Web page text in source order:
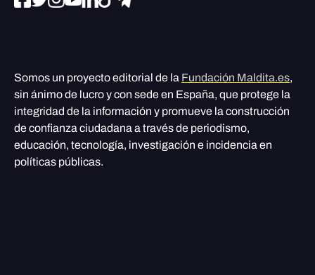
Somos un proyecto editorial de la Fundación Maldita.es,
sin ánimo de lucro y con sede en España, que protege la
integridad de la información y promueve la construcción
de confianza ciudadana a través de periodismo,
educación, tecnología, investigación e incidencia en
políticas públicas.